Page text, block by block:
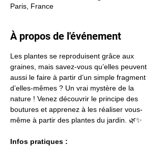
Paris, France
À propos de l'événement
Les plantes se reproduisent grâce aux
graines, mais savez-vous qu’elles peuvent
aussi le faire à partir d’un simple fragment
d’elles-mêmes ? Un vrai mystère de la
nature ! Venez découvrir le principe des
boutures et apprenez à les réaliser vous-
même à partir des plantes du jardin. 🌿✨
Infos pratiques :